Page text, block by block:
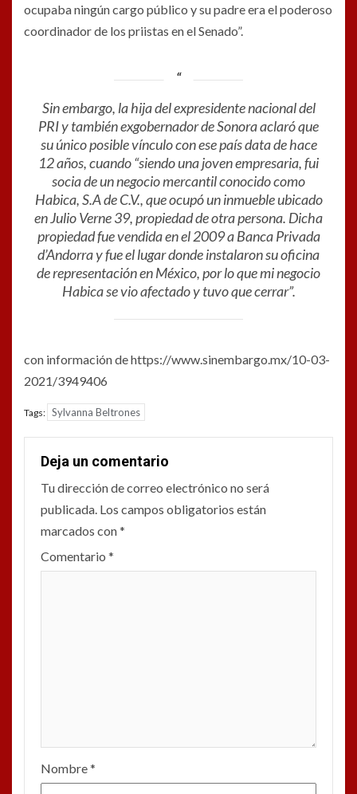
ocupaba ningún cargo público y su padre era el poderoso
coordinador de los priistas en el Senado”.
Sin embargo, la hija del expresidente nacional del
PRI y también exgobernador de Sonora aclaró que
su único posible vínculo con ese país data de hace
12 años, cuando “siendo una joven empresaria, fui
socia de un negocio mercantil conocido como
Habica, S.A de C.V., que ocupó un inmueble ubicado
en Julio Verne 39, propiedad de otra persona. Dicha
propiedad fue vendida en el 2009 a Banca Privada
d’Andorra y fue el lugar donde instalaron su oficina
de representación en México, por lo que mi negocio
Habica se vio afectado y tuvo que cerrar”.
con información de https://www.sinembargo.mx/10-03-
2021/3949406
Tags: Sylvanna Beltrones
Deja un comentario
Tu dirección de correo electrónico no será
publicada. Los campos obligatorios están
marcados con*
Comentario *
Nombre*